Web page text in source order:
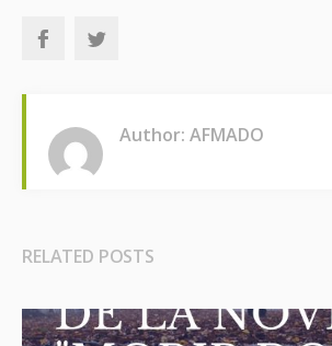
Author: AFMADO
RELATED POSTS